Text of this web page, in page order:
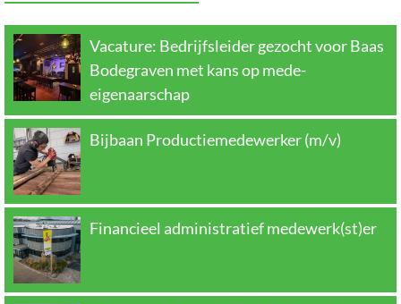
Vacature: Bedrijfsleider gezocht voor Baas
Bodegraven met kans op mede-
eigenaarschap
Bijbaan Productiemedewerker (m/v)
Financieel administratief medewerk(st)er